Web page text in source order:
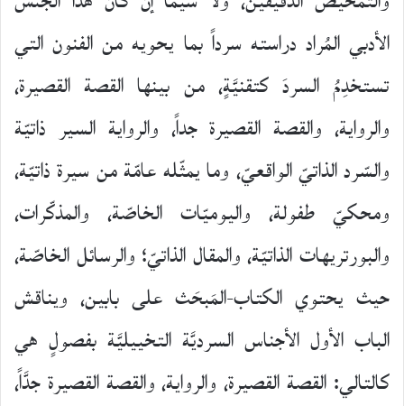
الأدبي المُراد دراسته سرداً بما يحويه من الفنون التي
تستخدِمُ السردَ كتقنيَّةٍ، من بينها القصة القصيرة،
والرواية، والقصة القصيرة جداً، والرواية السير ذاتيّة
والسّرد الذاتيّ الواقعيّ، وما يمثّله عامّة من سيرة ذاتيّة،
ومحكيّ طفولة، واليوميّات الخاصّة، والمذكّرات،
والبورتريهات الذاتيّة، والمقال الذاتيّ؛ والرسائل الخاصّة،
حيث يحتوي الكتاب-المَبحَث على بابين، ويناقش
الباب الأول الأجناس السرديَّة التخييليَّة بفصولٍ هي
كالتالي: القصة القصيرة، والرواية، والقصة القصيرة جدَّاً،